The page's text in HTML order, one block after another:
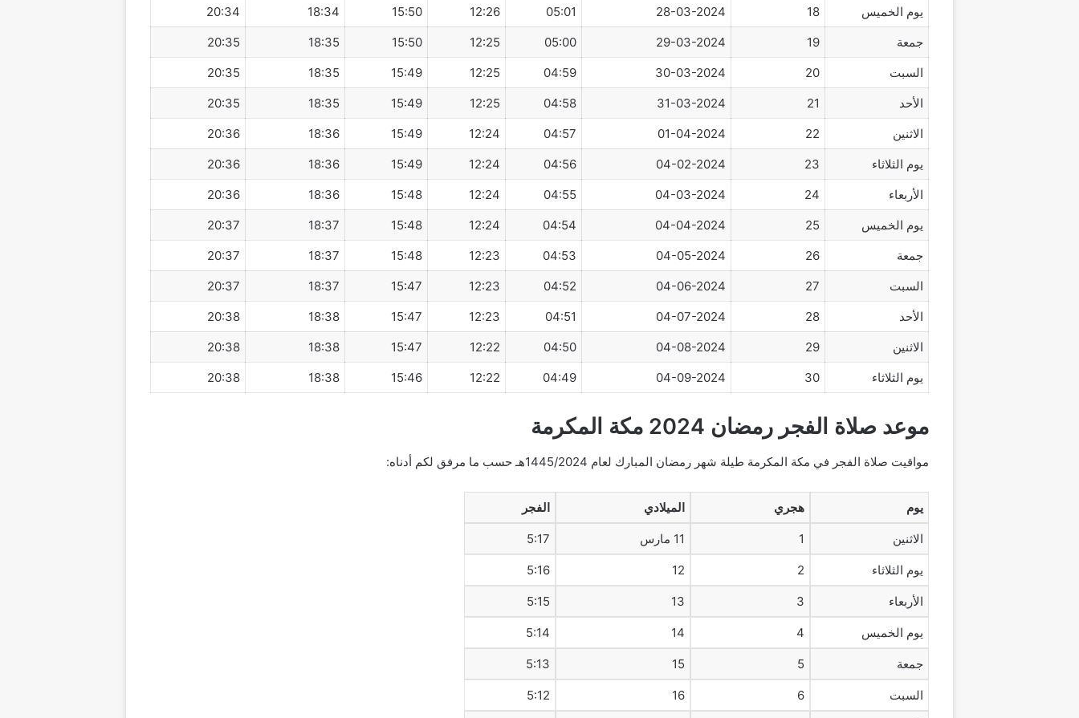
يوم الخميس
18
28-03-2024
05:01
12:26
15:50
18:34
20:34
جمعة
19
29-03-2024
05:00
12:25
15:50
18:35
20:35
السبت
20
30-03-2024
04:59
12:25
15:49
18:35
20:35
الأحد
21
31-03-2024
04:58
12:25
15:49
18:35
20:35
الاثنين
22
01-04-2024
04:57
12:24
15:49
18:36
20:36
يوم الثلاثاء
23
04-02-2024
04:56
12:24
15:49
18:36
20:36
الأربعاء
24
04-03-2024
04:55
12:24
15:48
18:36
20:36
يوم الخميس
25
04-04-2024
04:54
12:24
15:48
18:37
20:37
جمعة
26
04-05-2024
04:53
12:23
15:48
18:37
20:37
السبت
27
04-06-2024
04:52
12:23
15:47
18:37
20:37
الأحد
28
04-07-2024
04:51
12:23
15:47
18:38
20:38
الاثنين
29
04-08-2024
04:50
12:22
15:47
18:38
20:38
يوم الثلاثاء
30
04-09-2024
04:49
12:22
15:46
18:38
20:38
موعد صلاة الفجر رمضان 2024 مكة المكرمة
مواقيت صلاة الفجر في مكة المكرمة طيلة شهر رمضان المبارك لعام 1445/2024هـ حسب ما مرفق لكم أدناه:
يوم هجري الميلادي الفجر
الاثنين 1 11 مارس 5:17
يوم الثلاثاء 2
12
5:16
الأربعاء 3
13
5:15
يوم الخميس 4
14
5:14
جمعة 5
15
5:13
السبت 6
16
5:12